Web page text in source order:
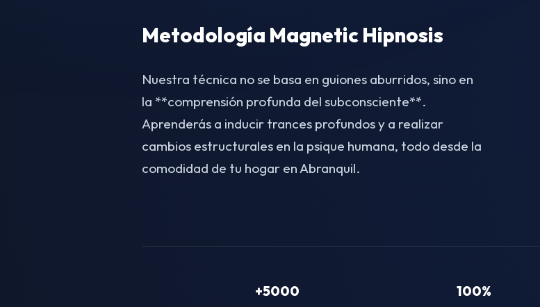
Metodología Magnetic Hipnosis
Nuestra técnica no se basa en guiones aburridos, sino en
la **comprensión profunda del subconsciente**.
Aprenderás a inducir trances profundos y a realizar
cambios estructurales en la psique humana, todo desde la
comodidad de tu hogar en Abranquil.
+5000 100%